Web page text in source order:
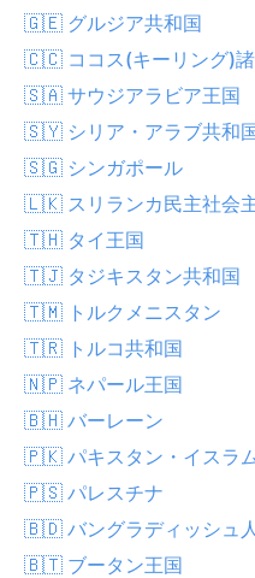
🇬🇪 グルジア共和国
🇨🇨 ココス(キーリング)
🇸🇦 サウジアラビア王国
🇸🇾 シリア・アラブ共和
🇸🇬 シンガポール
🇱🇰 スリランカ民主社会
🇹🇭 タイ王国
🇹🇯 タジキスタン共和国
🇹🇲 トルクメニスタン
🇹🇷 トルコ共和国
🇳🇵 ネパール王国
🇧🇭 バーレーン
🇵🇰 パキスタン・イスラ
🇵🇸 パレスチナ
🇧🇩 バングラディッシュ
🇧🇹 ブータン王国